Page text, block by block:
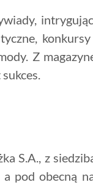
Z
S.A., z
pod obecną